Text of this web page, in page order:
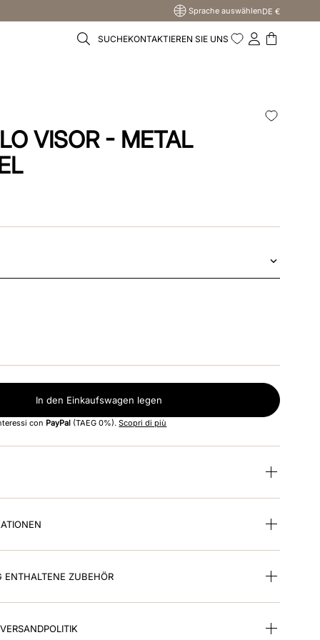
Sprache auswählenDE €
SUCHEKONTAKTIEREN SIE UNS
VISOR - METAL
In den Einkaufswagen legen
con PayPal (TAEG 0%).Scopri di più
ENTHALTENE ZUBEHÖR